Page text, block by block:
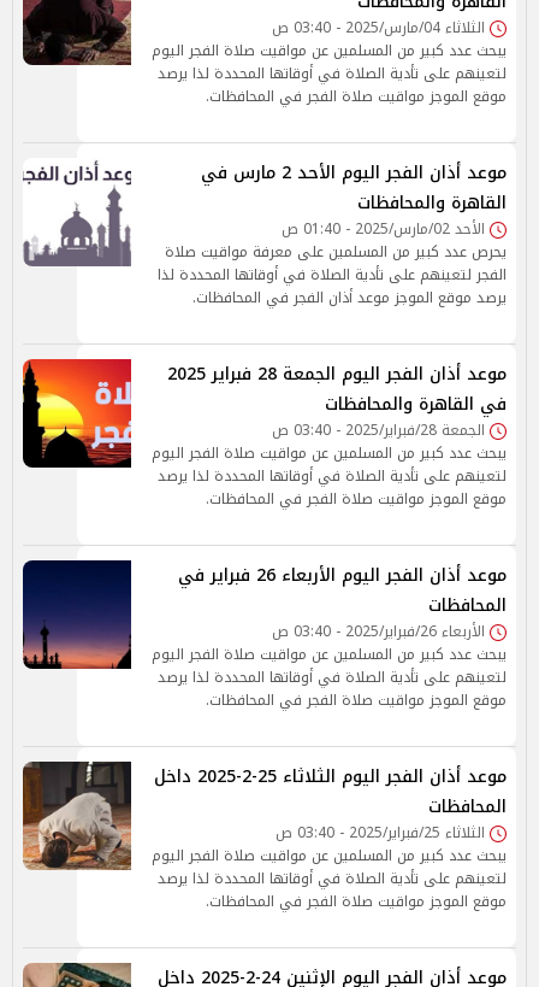
الثلاثاء 04/مارس/2025 - 03:40 ص
يبحث عدد كبير من المسلمين عن مواقيت صلاة الفجر اليوم
لتعينهم على تأدية الصلاة في أوقاتها المحددة لذا يرصد
موقع الموجز مواقيت صلاة الفجر في المحافظات.
موعد أذان الفجر اليوم الأحد 2 مارس في
القاهرة والمحافظات
الأحد 02/مارس/2025 - 01:40 ص
يحرص عدد كبير من المسلمين على معرفة مواقيت صلاة
الفجر لتعينهم على تأدية الصلاة في أوقاتها المحددة لذا
يرصد موقع الموجز موعد أذان الفجر في المحافظات.
موعد أذان الفجر اليوم الجمعة 28 فبراير 2025
في القاهرة والمحافظات
الجمعة 28/فبراير/2025 - 03:40 ص
يبحث عدد كبير من المسلمين عن مواقيت صلاة الفجر اليوم
لتعينهم على تأدية الصلاة في أوقاتها المحددة لذا يرصد
موقع الموجز مواقيت صلاة الفجر في المحافظات.
موعد أذان الفجر اليوم الأربعاء 26 فبراير في
المحافظات
الأربعاء 26/فبراير/2025 - 03:40 ص
يبحث عدد كبير من المسلمين عن مواقيت صلاة الفجر اليوم
لتعينهم على تأدية الصلاة في أوقاتها المحددة لذا يرصد
موقع الموجز مواقيت صلاة الفجر في المحافظات.
موعد أذان الفجر اليوم الثلاثاء 25-2-2025 داخل
المحافظات
الثلاثاء 25/فبراير/2025 - 03:40 ص
يبحث عدد كبير من المسلمين عن مواقيت صلاة الفجر اليوم
لتعينهم على تأدية الصلاة في أوقاتها المحددة لذا يرصد
موقع الموجز مواقيت صلاة الفجر في المحافظات.
موعد أذان الفجر اليوم الإثنين 24-2-2025 داخل